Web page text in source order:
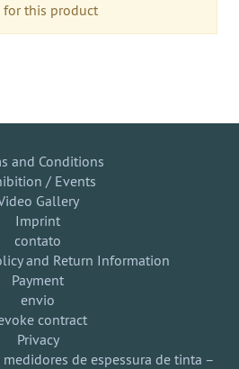
for this product
and Conditions
/ Events
Gallery
Imprint
contato
and Return Information
Payment
envio
contract
Privacy
medidores de espessura de tinta –